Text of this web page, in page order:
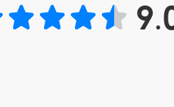
’이다. 그 책에서 지금 현재 자신
오스카 와일드는 이렇게 말했다.